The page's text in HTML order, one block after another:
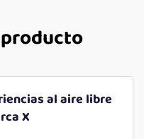
al aire libre
X